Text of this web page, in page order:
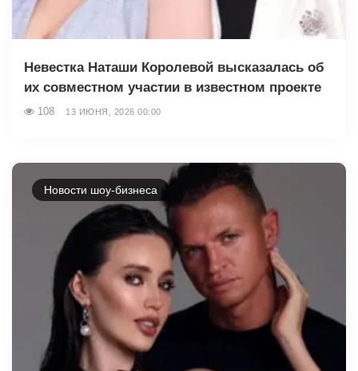
Невестка Наташи Королевой высказалась об
их совместном участии в известном проекте
108 13 ИЮНЯ, 2026 00:00
Новости шоу-бизнеса